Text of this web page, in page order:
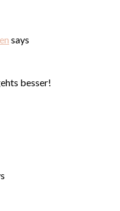
says
besser!